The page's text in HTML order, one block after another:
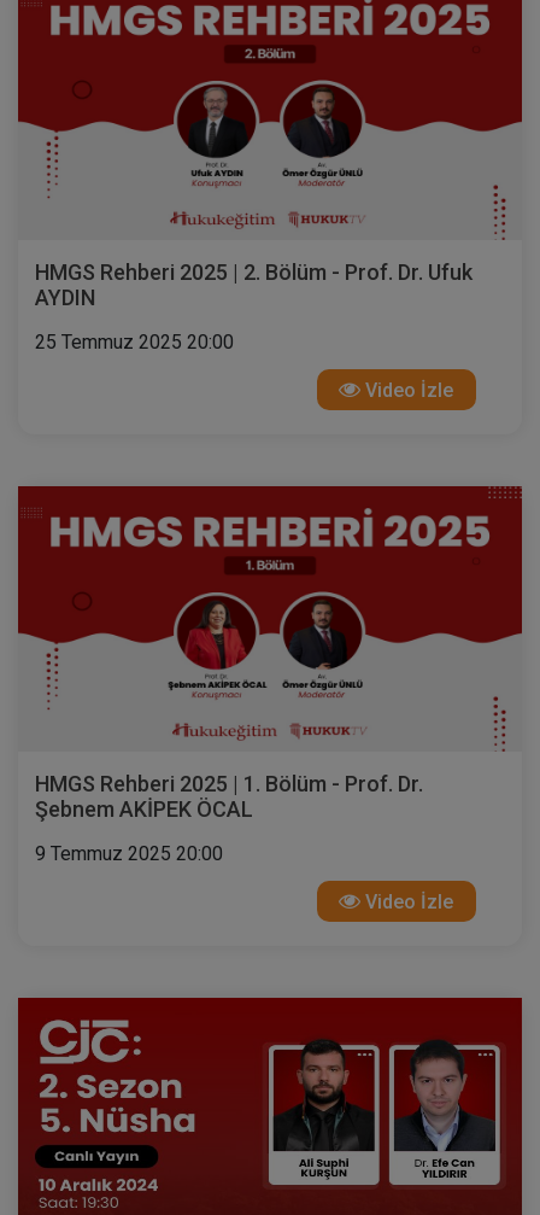
HMGS Rehberi 2025 | 2. Bölüm - Prof. Dr. Ufuk
AYDIN
25 Temmuz 2025 20:00
Video İzle
HMGS Rehberi 2025 | 1. Bölüm - Prof. Dr.
Şebnem AKİPEK ÖCAL
9 Temmuz 2025 20:00
Video İzle